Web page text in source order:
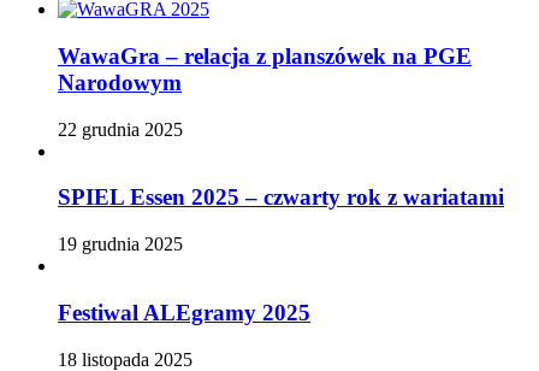
WawaGra – relacja z planszówek na PGE
Narodowym
22 grudnia 2025
SPIEL Essen 2025 – czwarty rok z wariatami
19 grudnia 2025
Festiwal ALEgramy 2025
18 listopada 2025